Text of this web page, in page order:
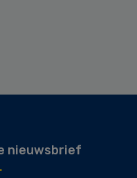
nieuwsbrief